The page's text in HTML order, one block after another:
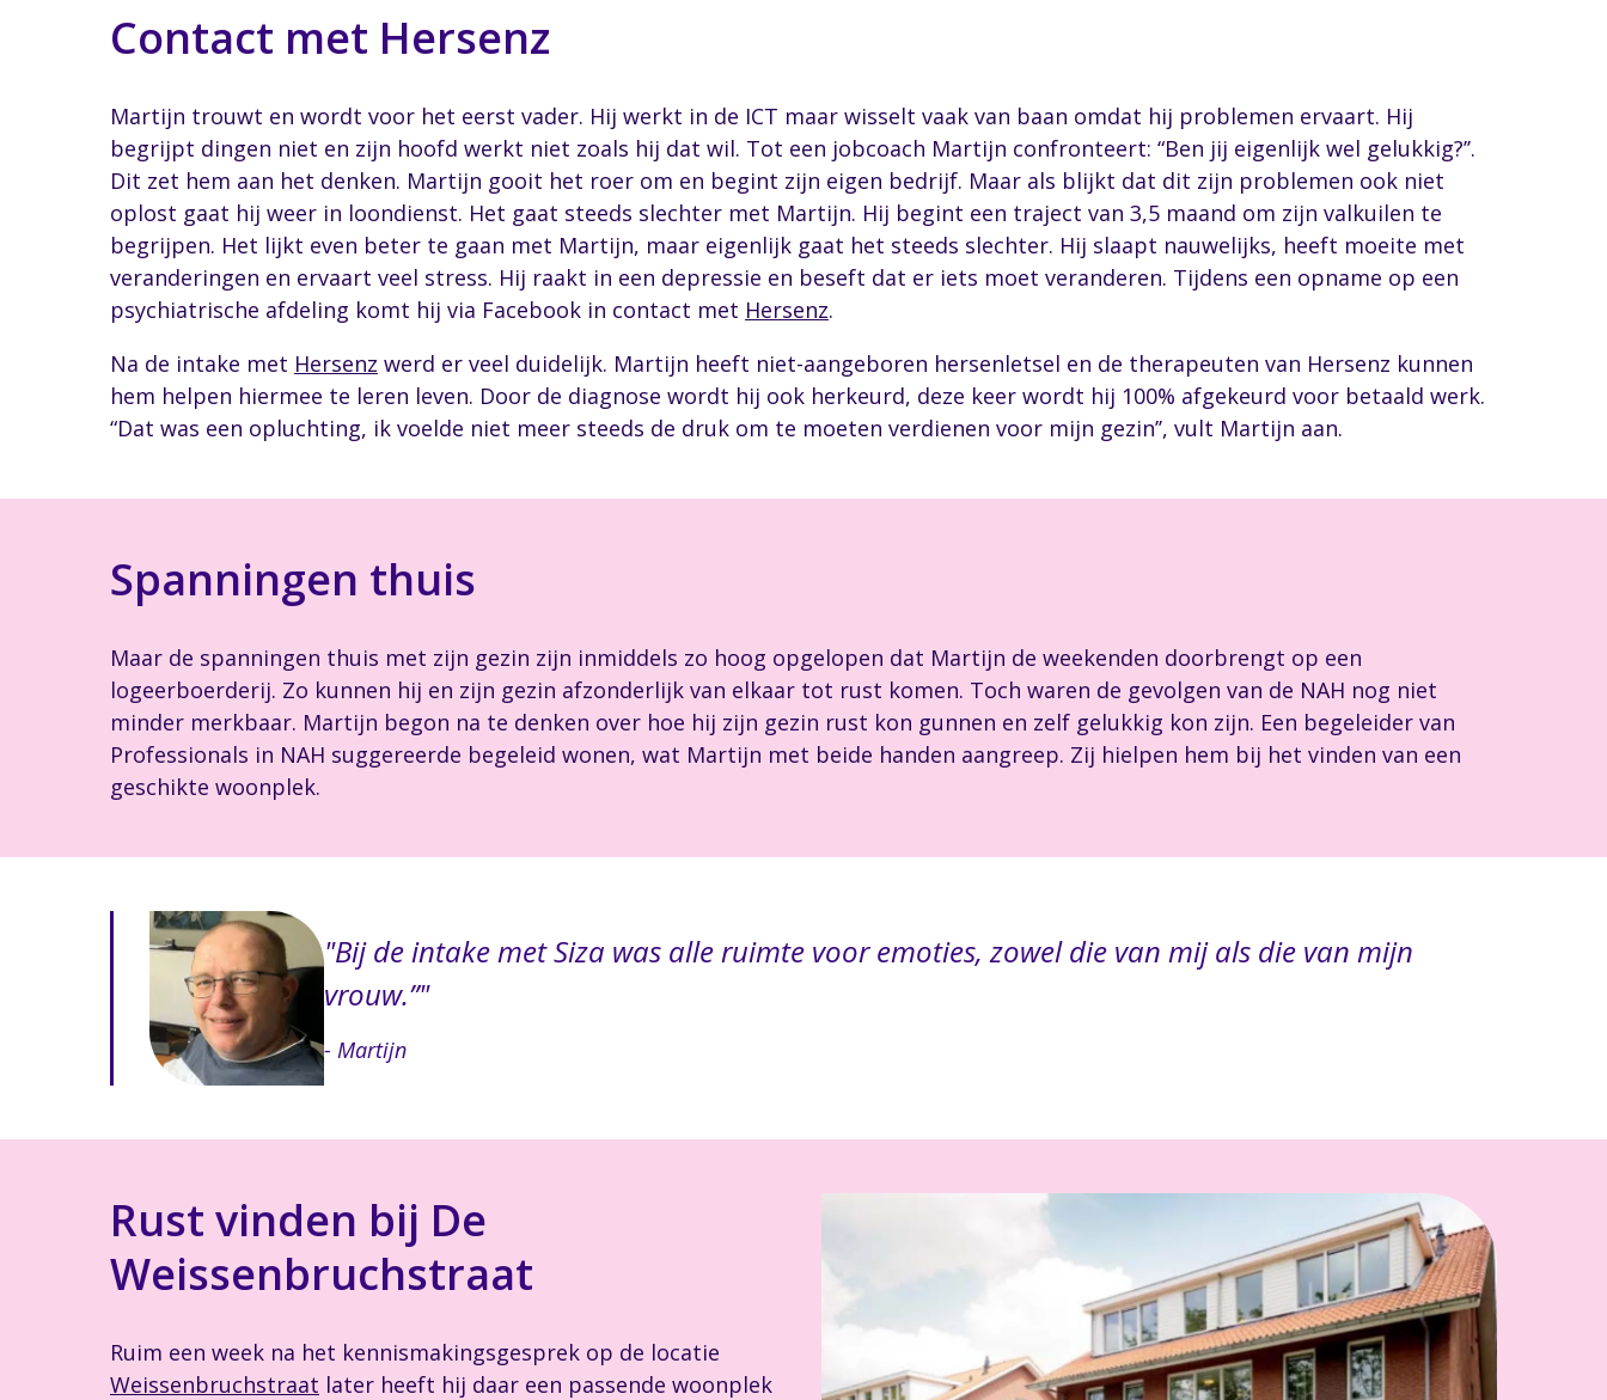
Contact met Hersenz
Martijn trouwt en wordt voor het eerst vader. Hij werkt in de ICT maar wisselt vaak van baan omdat hij problemen ervaart. Hij
begrijpt dingen niet en zijn hoofd werkt niet zoals hij dat wil. Tot een jobcoach Martijn confronteert: “Ben jij eigenlijk wel gelukkig?’’.
Dit zet hem aan het denken. Martijn gooit het roer om en begint zijn eigen bedrijf. Maar als blijkt dat dit zijn problemen ook niet
oplost gaat hij weer in loondienst. Het gaat steeds slechter met Martijn. Hij begint een traject van 3,5 maand om zijn valkuilen te
begrijpen. Het lijkt even beter te gaan met Martijn, maar eigenlijk gaat het steeds slechter. Hij slaapt nauwelijks, heeft moeite met
veranderingen en ervaart veel stress. Hij raakt in een depressie en beseft dat er iets moet veranderen. Tijdens een opname op een
psychiatrische afdeling komt hij via Facebook in contact met Hersenz.
Na de intake met Hersenz werd er veel duidelijk. Martijn heeft niet-aangeboren hersenletsel en de therapeuten van Hersenz kunnen
hem helpen hiermee te leren leven. Door de diagnose wordt hij ook herkeurd, deze keer wordt hij 100% afgekeurd voor betaald werk.
“Dat was een opluchting, ik voelde niet meer steeds de druk om te moeten verdienen voor mijn gezin’’, vult Martijn aan.
Spanningen thuis
Maar de spanningen thuis met zijn gezin zijn inmiddels zo hoog opgelopen dat Martijn de weekenden doorbrengt op een
logeerboerderij. Zo kunnen hij en zijn gezin afzonderlijk van elkaar tot rust komen. Toch waren de gevolgen van de NAH nog niet
minder merkbaar. Martijn begon na te denken over hoe hij zijn gezin rust kon gunnen en zelf gelukkig kon zijn. Een begeleider van
Professionals in NAH suggereerde begeleid wonen, wat Martijn met beide handen aangreep. Zij hielpen hem bij het vinden van een
geschikte woonplek.
Bij de intake met Siza was alle ruimte voor emoties, zowel die van mij als die van mijn
vrouw.”
- Martijn
Rust vinden bij De
Weissenbruchstraat
Ruim een week na het kennismakingsgesprek op de locatie
Weissenbruchstraat later heeft hij daar een passende woonplek